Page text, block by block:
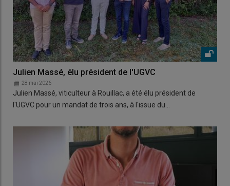
Julien Massé, élu président de l'UGVC
28 mai 2026
Julien Massé, viticulteur à Rouillac, a été élu président de
l'UGVC pour un mandat de trois ans, à l'issue du…